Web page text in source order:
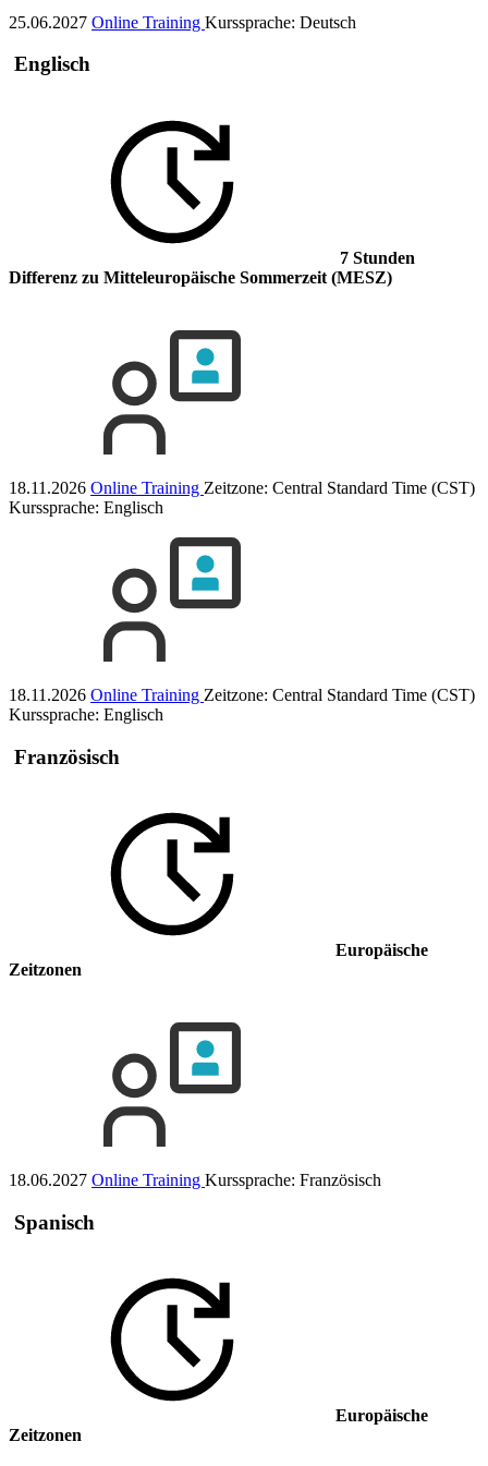
25.06.2027 Online Training Kurssprache: Deutsch
Englisch
7 Stunden
Differenz zu Mitteleuropäische Sommerzeit (MESZ)
18.11.2026 Online Training Zeitzone: Central Standard Time (CST)
Kurssprache: Englisch
18.11.2026 Online Training Zeitzone: Central Standard Time (CST)
Kurssprache: Englisch
Französisch
Europäische
Zeitzonen
18.06.2027 Online Training Kurssprache: Französisch
Spanisch
Europäische
Zeitzonen